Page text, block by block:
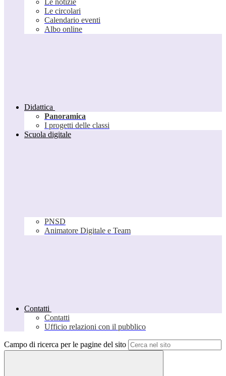
Le notizie
Le circolari
Calendario eventi
Albo online
Didattica
Panoramica
I progetti delle classi
Scuola digitale
PNSD
Animatore Digitale e Team
Contatti
Contatti
Ufficio relazioni con il pubblico
Campo di ricerca per le pagine del sito